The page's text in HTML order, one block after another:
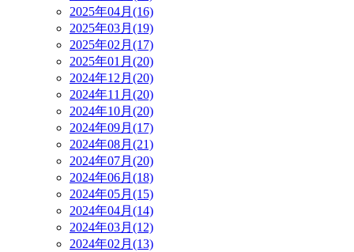
2025年04月(16)
2025年03月(19)
2025年02月(17)
2025年01月(20)
2024年12月(20)
2024年11月(20)
2024年10月(20)
2024年09月(17)
2024年08月(21)
2024年07月(20)
2024年06月(18)
2024年05月(15)
2024年04月(14)
2024年03月(12)
2024年02月(13)